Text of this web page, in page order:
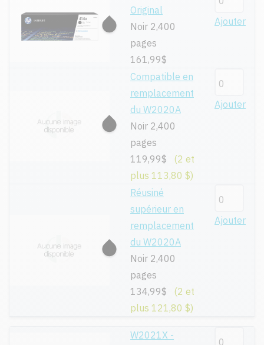
Original
Noir 2,400
pages
161,99$
Ajouter
Compatible en
remplacement
du W2020A
Noir 2,400
pages
119,99$
(2 et
plus 113,80 $)
Ajouter
Réusiné
supérieur en
remplacement
du W2020A
Noir 2,400
pages
134,99$
(2 et
plus 121,80 $)
Ajouter
W2021X -